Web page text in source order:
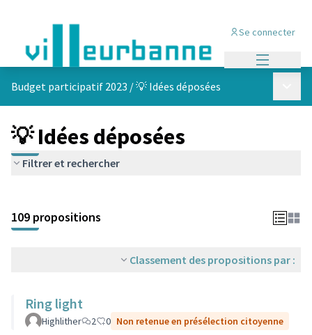
Se connecter
Budget participatif 2023 /💡 Idées déposées
💡 Idées déposées
Filtrer et rechercher
+
−
109 propositions
Classement des propositions par :
Ring light
Highlither 2 0 Non retenue en présélection citoyenne